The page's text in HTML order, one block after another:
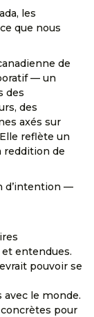
les
que nous
de
— un
des
des
axés sur
reflète un
reddition de
d’intention —
entendues.
pouvoir se
le monde.
pour